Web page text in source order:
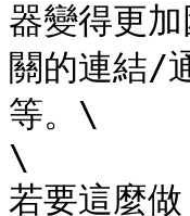
器變得更
關的連結/
等。\
\
若要這麼